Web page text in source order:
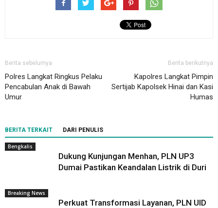
Berita sebelumya
Polres Langkat Ringkus Pelaku
Pencabulan Anak di Bawah
Umur
Berita berikutnya
Kapolres Langkat Pimpin
Sertijab Kapolsek Hinai dan Kasi
Humas
BERITA TERKAIT DARI PENULIS
Bengkalis
Dukung Kunjungan Menhan, PLN UP3
Dumai Pastikan Keandalan Listrik di Duri
Breaking News
Perkuat Transformasi Layanan, PLN UID